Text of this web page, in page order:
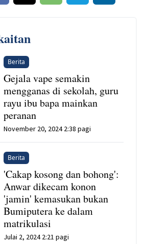
Berita
Gejala vape semakin
mengganas di sekolah, guru
rayu ibu bapa mainkan
peranan
November 20, 2024 2:38 pagi
Berita
'Cakap kosong dan bohong':
Anwar dikecam konon
'jamin' kemasukan bukan
Bumiputera ke dalam
matrikulasi
Julai 2, 2024 2:21 pagi